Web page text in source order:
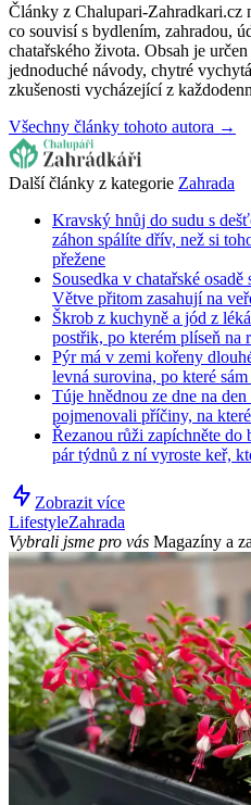
Články z Chalupari-Zahradkari.cz
co souvisí s bydlením, zahradou,
chatařského života. Obsah je
jednoduché návody, chytré
zkušenosti vycházející z
Všechny články tohoto autora →
Další články z kategorie Zahrada
Kravský hnůj do sudu s
záhon spálíte dřív, než si
přežene
Sousedka v chatařské
Větve přitom zasahují na
Škrob z kuchyně a jód z
postřik, po kterém plíseň na
Pýr má v zemi kořeny
levná surovina, po které
Túje hnědnou ze dne na
pojmenovali příčiny, na
Řezanou růži zapíchněte do
pár týdnů z ní vyroste keř,
Zobrazit více
LifestyleZahrada
Vybrali jsme pro vás Magazíny a